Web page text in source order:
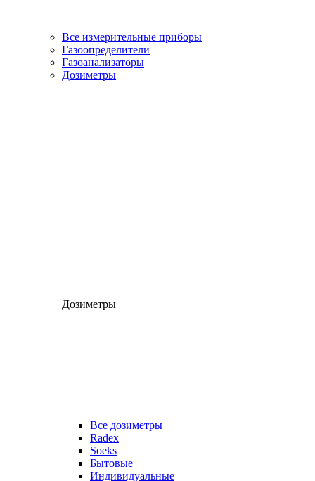
Все измерительные приборы
Газоопределители
Газоанализаторы
Дозиметры
Дозиметры
Все дозиметры
Radex
Soeks
Бытовые
Индивидуальные